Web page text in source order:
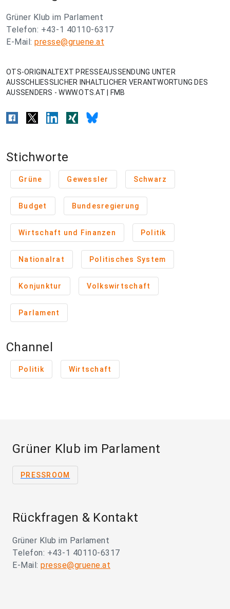
Grüner Klub im Parlament
Telefon: +43-1 40110-6317
E-Mail: presse@gruene.at
OTS-ORIGINALTEXT PRESSEAUSSENDUNG UNTER
AUSSCHLIESSLICHER INHALTLICHER VERANTWORTUNG DES
AUSSENDERS - WWW.OTS.AT | FMB
Stichworte
Grüne Gewessler Schwarz
Budget Bundesregierung
Wirtschaft und Finanzen Politik
Nationalrat Politisches System
Konjunktur Volkswirtschaft
Parlament
Channel
Politik Wirtschaft
Grüner Klub im Parlament
PRESSROOM
Rückfragen & Kontakt
Grüner Klub im Parlament
Telefon: +43-1 40110-6317
E-Mail: presse@gruene.at